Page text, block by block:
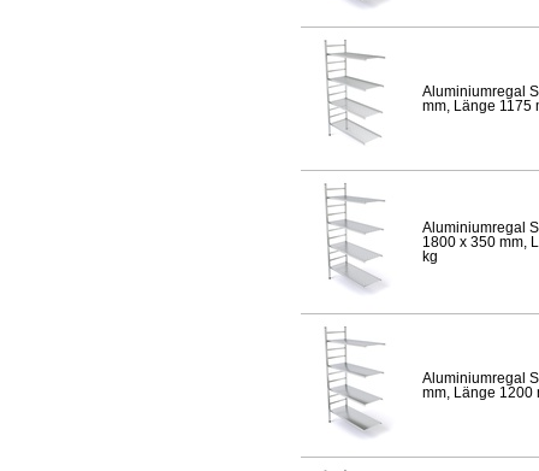
Aluminiumregal
mm, Länge 1175
Aluminiumregal
1800 x 350 mm,
kg
Aluminiumregal
mm, Länge 1200